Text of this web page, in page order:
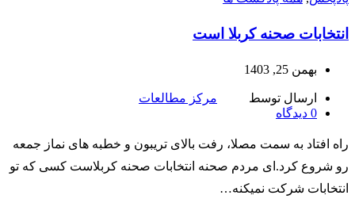
انتخابات صحنه کربلا است
بهمن 25, 1403
ارسال توسط
مرکز مطالعات
0 دیدگاه
راه افتاد به سمت مصلا، رفت بالای تریبون و خطبه های نماز جمعه
رو شروع کرد.ای مردم صحنه انتخابات صحنه کربلاست کسی که تو
انتخابات شرکت نمیکنه…